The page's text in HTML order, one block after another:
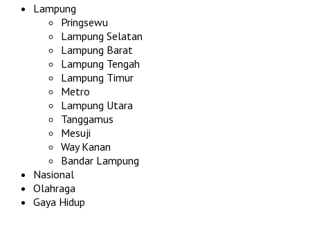
Lampung
Pringsewu
Lampung Selatan
Lampung Barat
Lampung Tengah
Lampung Timur
Metro
Lampung Utara
Tanggamus
Mesuji
Way Kanan
Bandar Lampung
Nasional
Olahraga
Gaya Hidup